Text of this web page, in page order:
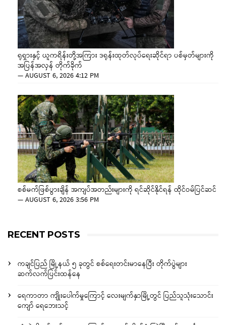
ရုရှားနှင့် ယူကရိန်းတို့အကြား ဒရုန်းထုတ်လုပ်ရေးဆိုင်ရာ ပစ်မှတ်များကို
အပြန်အလှန် တိုက်ခိုက်
—AUGUST 6, 2026 4:12 PM
စစ်မက်ဖြစ်ပွားချိန် အကျပ်အတည်းများကို ရင်ဆိုင်နိုင်ရန် ထိုင်ဝမ်ပြင်ဆင်
—AUGUST 6, 2026 3:56 PM
RECENT POSTS
ကချင်ပြည် မြို့နယ် ၅ ခုတွင် စစ်ရေးတင်းမာနေပြီး တိုက်ပွဲများ
ဆက်လက်ပြင်းထန်နေ
ရေကာတာ ကျိုးပေါက်မှုကြောင့် လေးမျက်နှာမြို့တွင် ပြည်သူသုံးသောင်း
ကျော် ရေဘေးသင့်